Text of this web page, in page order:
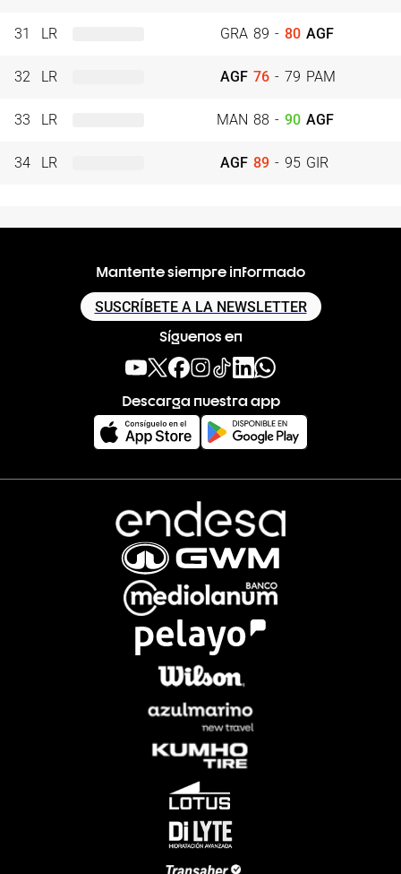
31 LR GRA 89 - 80 AGF
32 LR AGF 76 - 79 PAM
33 LR MAN 88 - 90 AGF
34 LR AGF 89 - 95 GIR
Mantente siempre informado
SUSCRÍBETE A LA NEWSLETTER
Síguenos en
Descarga nuestra app